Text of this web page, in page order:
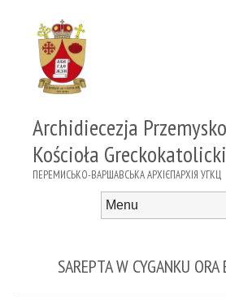
Archidiecezja
Kościoła
ПЕРЕМИСЬКО-ВАРШАВСЬКА АРХІЄПАРХІЯ УГКЦ
SAREPTA W CYGANKU ORA